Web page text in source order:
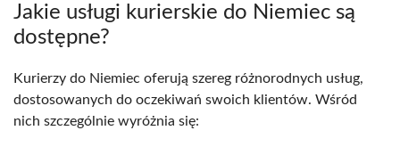
Jakie usługi kurierskie do Niemiec są
dostępne?
Kurierzy do Niemiec oferują szereg różnorodnych usług,
dostosowanych do oczekiwań swoich klientów. Wśród
nich szczególnie wyróżnia się: